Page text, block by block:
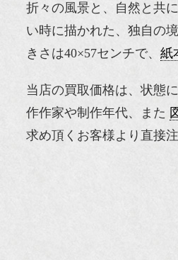
折々の風景と、自然と共
い時に描かれた、独自の
きさは40×57センチで、 紙
当店の買取価格は、状態
作作家や制作年代、また
求め頂くお客様より直接